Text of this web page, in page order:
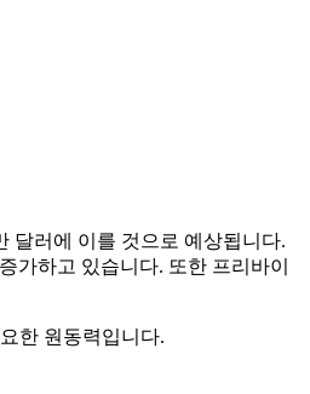
달러에 이를 것으로 예상됩니다.
가하고 있습니다. 또한 프리바이
한 원동력입니다.